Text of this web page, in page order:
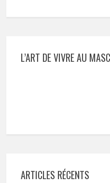
L’ART DE VIVRE AU
ARTICLES RÉCENTS